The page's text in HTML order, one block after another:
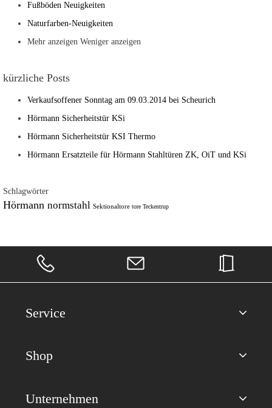
Fußböden Neuigkeiten
Naturfarben-Neuigkeiten
Mehr anzeigen Weniger anzeigen
kürzliche Posts
Verkaufsoffener Sonntag am 09.03.2014 bei Scheurich
Hörmann Sicherheitstür KSi
Hörmann Sicherheitstür KSI Thermo
Hörmann Ersatzteile für Hörmann Stahltüren ZK, OiT und KSi
Schlagwörter
Hörmann normstahl Sektionaltore tore Teckentrup
Service
Shop
Unternehmen